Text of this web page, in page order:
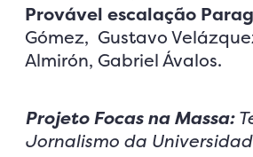
Provável escalação
Gómez, Gustavo
Almirón, Gabriel Ávalos.
Projeto Focas na Massa:
Jornalismo da